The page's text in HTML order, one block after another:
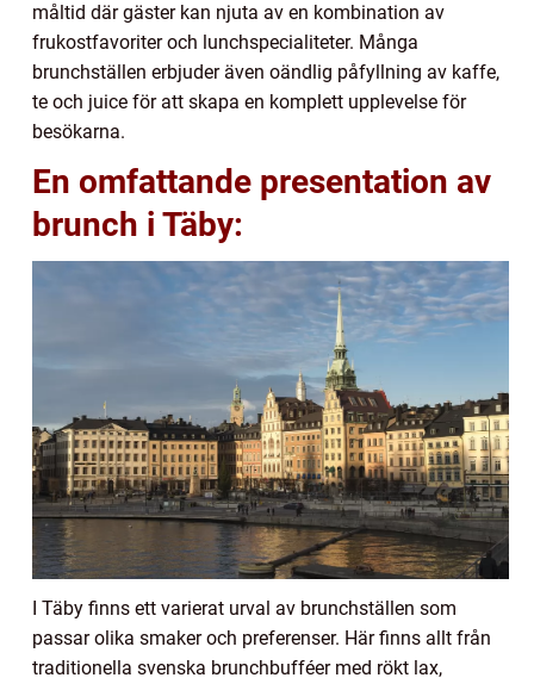
måltid där gäster kan njuta av en kombination av
frukostfavoriter och lunchspecialiteter. Många
brunchställen erbjuder även oändlig påfyllning av kaffe,
te och juice för att skapa en komplett upplevelse för
besökarna.
En omfattande presentation av
brunch i Täby:
I Täby finns ett varierat urval av brunchställen som
passar olika smaker och preferenser. Här finns allt från
traditionella svenska brunchbufféer med rökt lax,